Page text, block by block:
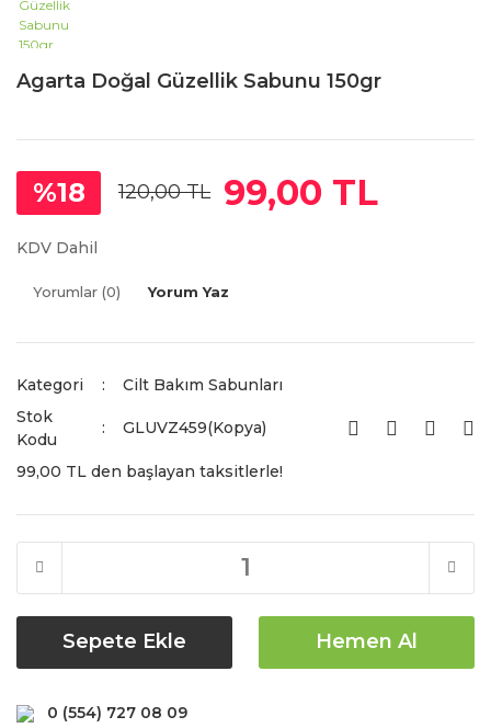
Agarta Doğal Güzellik Sabunu 150gr
%18 120,00 TL 99,00 TL
KDV Dahil
Yorumlar (0) Yorum Yaz
Kategori
Cilt Bakım Sabunları
Stok
Kodu
GLUVZ459(Kopya)
99,00 TL den başlayan taksitlerle!
Sepete Ekle Hemen Al
0 (554) 727 08 09